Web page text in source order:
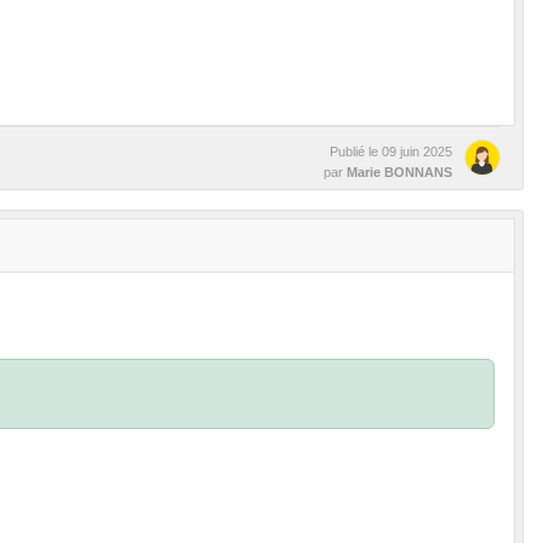
Publié le 09 juin 2025
par Marie BONNANS